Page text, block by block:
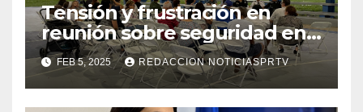
Tensión y frustración en
reunión sobre seguridad en
Reparto Metropolitano
FEB 5, 2025 REDACCION NOTICIASPRTV